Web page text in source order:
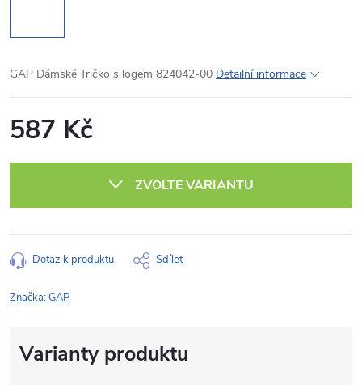
GAP Dámské Tričko s logem 824042-00 Detailní informace
587 Kč
ZVOLTE VARIANTU
Dotaz k produktu Sdílet
Značka:GAP